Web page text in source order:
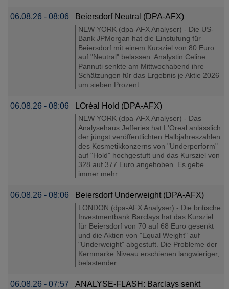
06.08.26 - 08:06 Beiersdorf Neutral (DPA-AFX)
NEW YORK (dpa-AFX Analyser) - Die US-
Bank JPMorgan hat die Einstufung für
Beiersdorf mit einem Kursziel von 80 Euro
auf "Neutral" belassen. Analystin Celine
Pannuti senkte am Mittwochabend ihre
Schätzungen für das Ergebnis je Aktie 2026
um sieben Prozent ......
06.08.26 - 08:06 LOréal Hold (DPA-AFX)
NEW YORK (dpa-AFX Analyser) - Das
Analysehaus Jefferies hat L'Oreal anlässlich
der jüngst veröffentlichten Halbjahreszahlen
des Kosmetikkonzerns von "Underperform"
auf "Hold" hochgestuft und das Kursziel von
328 auf 377 Euro angehoben. Es gebe
immer mehr ......
06.08.26 - 08:06 Beiersdorf Underweight (DPA-AFX)
LONDON (dpa-AFX Analyser) - Die britische
Investmentbank Barclays hat das Kursziel
für Beiersdorf von 70 auf 68 Euro gesenkt
und die Aktien von "Equal Weight" auf
"Underweight" abgestuft. Die Probleme der
Kernmarke Niveau erschienen langwieriger,
belastender ......
06.08.26 - 07:57
ANALYSE-FLASH: Barclays senkt